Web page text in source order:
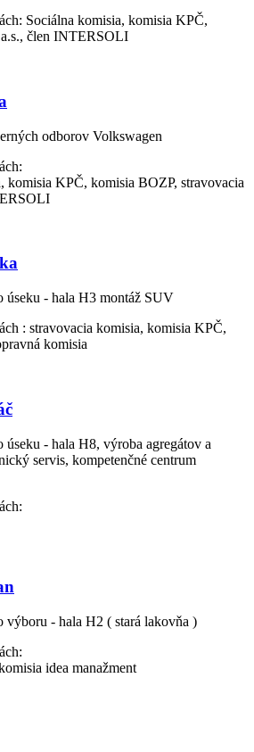
Sociálna komisia, komisia KPČ,
člen INTERSOLI
odborov Volkswagen
komisia KPČ, komisia BOZP, stravovacia
úseku - hala H3 montáž SUV
: stravovacia komisia, komisia KPČ,
komisia
úseku - hala H8, výroba agregátov a
servis, kompetenčné centrum
výboru - hala H2 ( stará lakovňa )
idea manažment